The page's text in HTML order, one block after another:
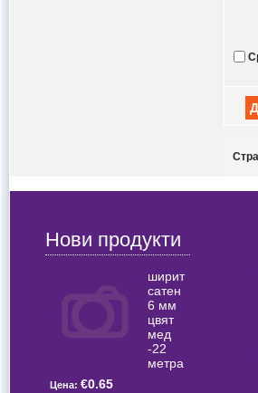
Нови продукти
ширит
сатен
6 мм
цвят
мед
-22
метра
Цена: €0.65